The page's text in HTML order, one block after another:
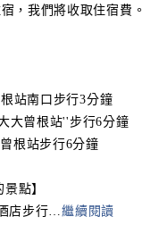
，我們將收取住宿費。
站南口步行3分鐘
大曾根站''步行6分鐘
根站步行6分鐘
點】
店步行…繼續閱讀